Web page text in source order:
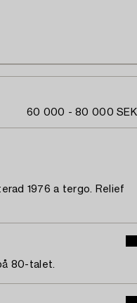
60 000 - 80 000 SEK
1976 a tergo. Relief
80-talet.